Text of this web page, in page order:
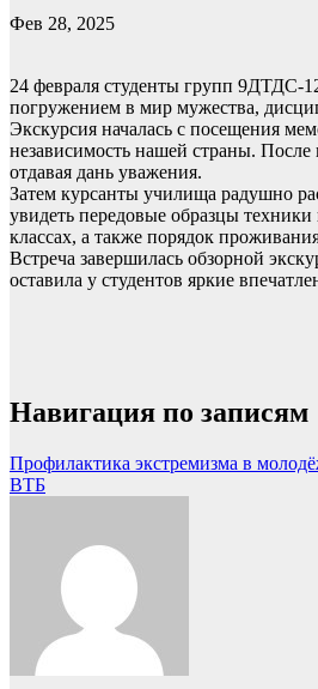
Фев 28, 2025
24 февраля студенты групп 9ДТДС-
погружением в мир мужества,
Экскурсия началась с посещения
независимость нашей страны.
отдавая дань уважения.
Затем курсанты училища радушно
увидеть передовые образцы
классах, а также порядок
Встреча завершилась обзорной
оставила у студентов яркие
Навигация по записям
Профилактика экстремизма в
ВТБ